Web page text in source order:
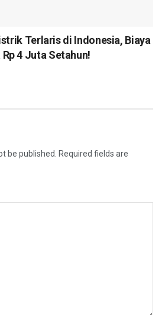
Terlaris di Indonesia, Biaya
4 Juta Setahun!
be published. Required fields are